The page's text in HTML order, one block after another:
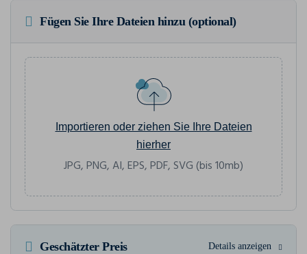
Fügen Sie Ihre Dateien hinzu (optional)
Importieren oder ziehen Sie Ihre Dateien
hierher
JPG, PNG, AI, EPS, PDF, SVG (bis 10mb)
Geschätzter Preis Details anzeigen